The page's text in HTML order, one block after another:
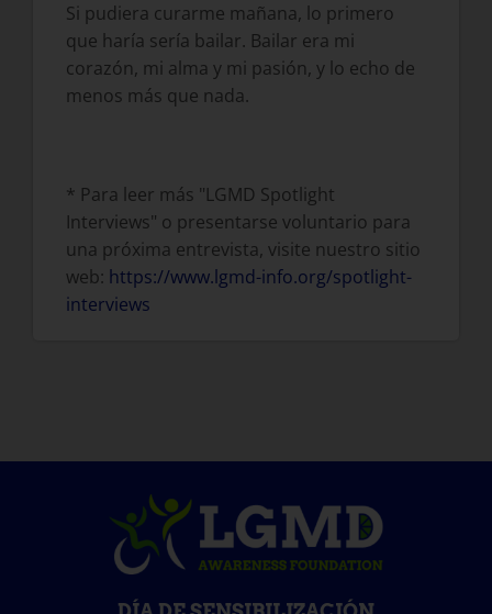
Si pudiera curarme mañana, lo primero
que haría sería bailar. Bailar era mi
corazón, mi alma y mi pasión, y lo echo de
menos más que nada.
* Para leer más "LGMD Spotlight
Interviews" o presentarse voluntario para
una próxima entrevista, visite nuestro sitio
web: https://www.lgmd-info.org/spotlight-
interviews